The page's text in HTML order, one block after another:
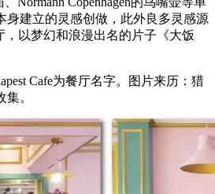
身建立的灵感创做，此外良多灵感源
，以梦幻和浪漫出名的片子《大饭
Cafe为餐厅名字。图片来历：猎
。